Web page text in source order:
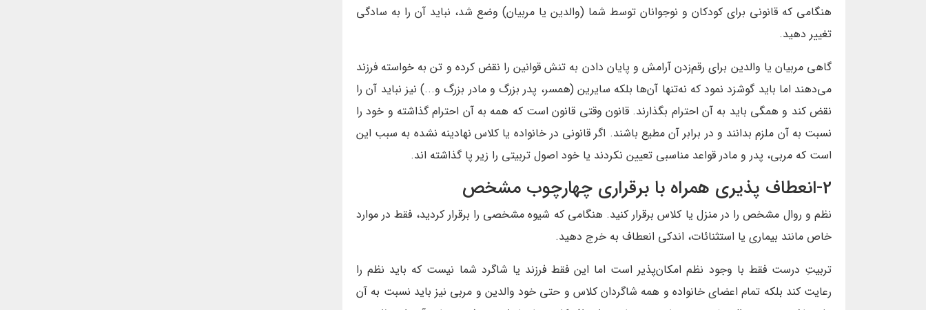
هنگامی که قانونی برای کودکان و نوجوانان توسط شما (والدین یا مربیان) وضع شد، نباید آن را به سادگی
تغییر دهید.
گاهی مربیان یا والدین برای رقم‌زدن آرامش و پایان دادن به تنش قوانین را نقض کرده و تن به خواسته فرزند
می‌دهند اما باید گوشزد نمود که نه‌تنها آن‌ها بلکه سایرین (همسر، پدر بزرگ و مادر بزرگ و...) نیز نباید آن را
نقض کند و همگی باید به آن احترام بگذارند. قانون وقتی قانون است که همه به آن احترام گذاشته و خود را
نسبت به آن ملزم بدانند و در برابر آن مطیع باشند. اگر قانونی در خانواده یا کلاس نهادینه نشده به سبب این
است که مربی، پدر و مادر قواعد مناسبی تعیین نکردند یا خود اصول تربیتی را زیر پا گذاشته اند.
2-انعطاف پذیری همراه با برقراری چهارچوب مشخص
نظم و روال مشخص را در منزل یا کلاس برقرار کنید. هنگامی که شیوه مشخصی را برقرار کردید، فقط در موارد
خاص مانند بیماری یا استثنائات، اندکی انعطاف به خرج دهید.
تربیتِ درست فقط با وجود نظم امکان‌پذیر است اما این فقط فرزند یا شاگرد شما نیست که باید نظم را
رعایت کند بلکه تمام اعضای خانواده و همه شاگردان کلاس و حتی خود والدین و مربی نیز باید نسبت به آن